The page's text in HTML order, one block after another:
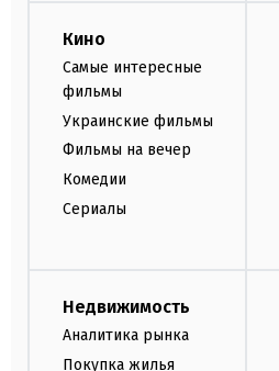
Кино
Самые интересные
фильмы
Украинские фильмы
Фильмы на вечер
Комедии
Сериалы
Недвижимость
Аналитика рынка
Покупка жилья